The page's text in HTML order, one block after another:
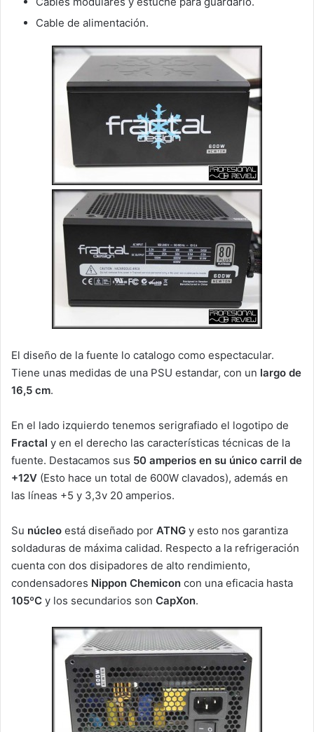
Cable de alimentación.
El diseño de la fuente lo catalogo como espectacular.
Tiene unas medidas de una PSU estandar, con un largo de
16,5 cm.
En el lado izquierdo tenemos serigrafiado el logotipo de
Fractal y en el derecho las características técnicas de la
fuente. Destacamos sus 50 amperios en su único carril de
+12V (Esto hace un total de 600W clavados), además en
las líneas +5 y 3,3v 20 amperios.
Su núcleo está diseñado por ATNG y esto nos garantiza
soldaduras de máxima calidad. Respecto a la refrigeración
cuenta con dos disipadores de alto rendimiento,
condensadores Nippon Chemicon con una eficacia hasta
105ºC y los secundarios son CapXon.